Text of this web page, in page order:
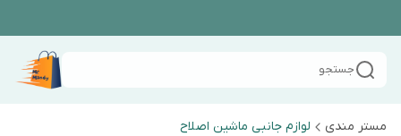
جستجو
مستر مندی لوازم جانبی ماشین اصلاح